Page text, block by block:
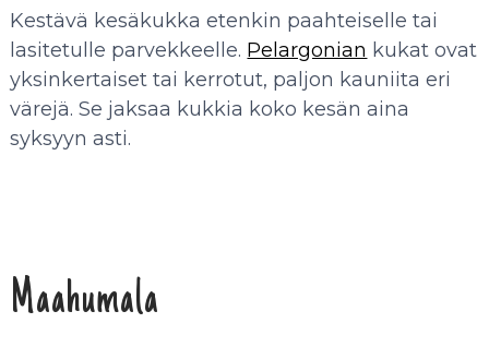
Kestävä kesäkukka etenkin paahteiselle tai
lasitetulle parvekkeelle. Pelargonian kukat ovat
yksinkertaiset tai kerrotut, paljon kauniita eri
värejä. Se jaksaa kukkia koko kesän aina
syksyyn asti.
Maahumala